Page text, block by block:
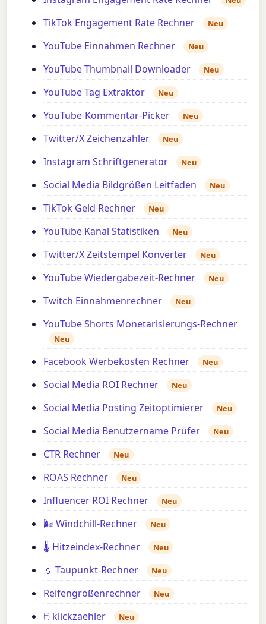
TikTok Engagement Rate Rechner Neu
YouTube Einnahmen Rechner Neu
YouTube Thumbnail Downloader Neu
YouTube Tag Extraktor Neu
YouTube-Kommentar-Picker Neu
Twitter/X Zeichenzähler Neu
Instagram Schriftgenerator Neu
Social Media Bildgrößen Leitfaden Neu
TikTok Geld Rechner Neu
YouTube Kanal Statistiken Neu
Twitter/X Zeitstempel Konverter Neu
YouTube Wiedergabezeit-Rechner Neu
Twitch Einnahmenrechner Neu
YouTube Shorts Monetarisierungs-Rechner
Neu
Facebook Werbekosten Rechner Neu
Social Media ROI Rechner Neu
Social Media Posting Zeitoptimierer Neu
Social Media Benutzername Prüfer Neu
CTR Rechner Neu
ROAS Rechner Neu
Influencer ROI Rechner Neu
🌬️ Windchill-Rechner Neu
🌡️ Hitzeindex-Rechner Neu
💧 Taupunkt-Rechner Neu
Reifengrößenrechner Neu
🖱️ klickzaehler Neu